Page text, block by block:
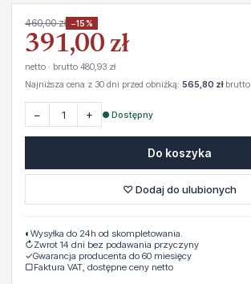
460,00 zł −15%
391,00 zł
netto · brutto 480,93 zł
Najniższa cena z 30 dni przed obniżką: 565,80 złbrutto
− + ● Dostępny
Do koszyka
♡ Dodaj do ulubionych
◐ Wysyłka do 24h od skompletowania.
↻Zwrot 14 dni bez podawania przyczyny
✓Gwarancja producenta do 60 miesięcy
▢Faktura VAT, dostępne ceny netto